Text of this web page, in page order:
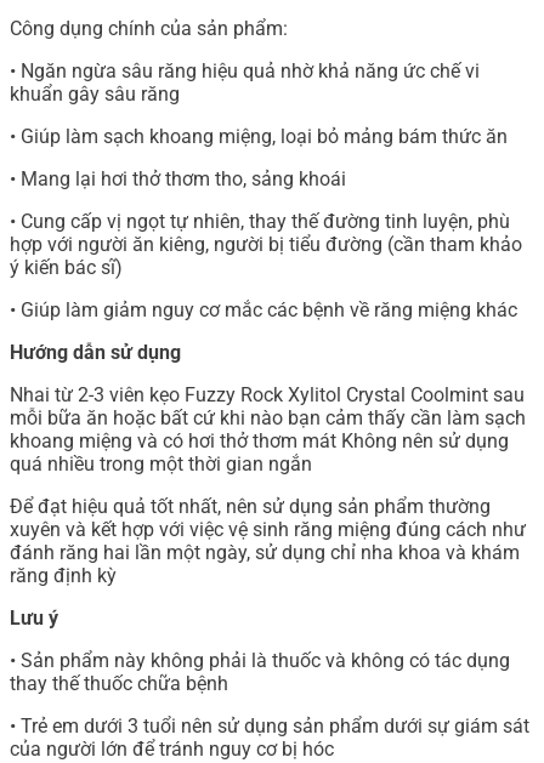
Công dụng chính của sản phẩm:
• Ngăn ngừa sâu răng hiệu quả nhờ khả năng ức chế vi
khuẩn gây sâu răng
• Giúp làm sạch khoang miệng, loại bỏ mảng bám thức ăn
• Mang lại hơi thở thơm tho, sảng khoái
• Cung cấp vị ngọt tự nhiên, thay thế đường tinh luyện, phù
hợp với người ăn kiêng, người bị tiểu đường (cần tham khảo
ý kiến bác sĩ)
• Giúp làm giảm nguy cơ mắc các bệnh về răng miệng khác
Hướng dẫn sử dụng
Nhai từ 2-3 viên kẹo Fuzzy Rock Xylitol Crystal Coolmint sau
mỗi bữa ăn hoặc bất cứ khi nào bạn cảm thấy cần làm sạch
khoang miệng và có hơi thở thơm mát Không nên sử dụng
quá nhiều trong một thời gian ngắn
Để đạt hiệu quả tốt nhất, nên sử dụng sản phẩm thường
xuyên và kết hợp với việc vệ sinh răng miệng đúng cách như
đánh răng hai lần một ngày, sử dụng chỉ nha khoa và khám
răng định kỳ
Lưu ý
• Sản phẩm này không phải là thuốc và không có tác dụng
thay thế thuốc chữa bệnh
• Trẻ em dưới 3 tuổi nên sử dụng sản phẩm dưới sự giám sát
của người lớn để tránh nguy cơ bị hóc